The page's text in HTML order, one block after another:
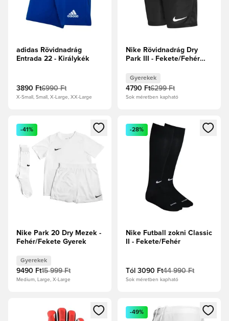
adidas Rövidnadrág
Entrada 22 - Királykék
3890 Ft6990 Ft
X-Small, Small, X-Large, XX-Large
Nike Rövidnadrág Dry
Park III - Fekete/Fehér
Gyerekek
4790 Ft6299 Ft
Sok méretben kapható
Megnyit egy modált a bejelentkezéshez vagy a tagként
-41%
Nike Park 20 Dry Mezek -
Fehér/Fekete Gyerek
Gyerekek
9490 Ft15 999 Ft
Medium, Large, X-Large
Megnyit egy modált a
-28%
Nike Futball zokni Classic
II - Fekete/Fehér
Tól 3090 Ft44 990 Ft
Sok méretben kapható
Megnyit egy modált a bejelentkezéshez vagy a tagként
Megnyit egy modált a
-49%